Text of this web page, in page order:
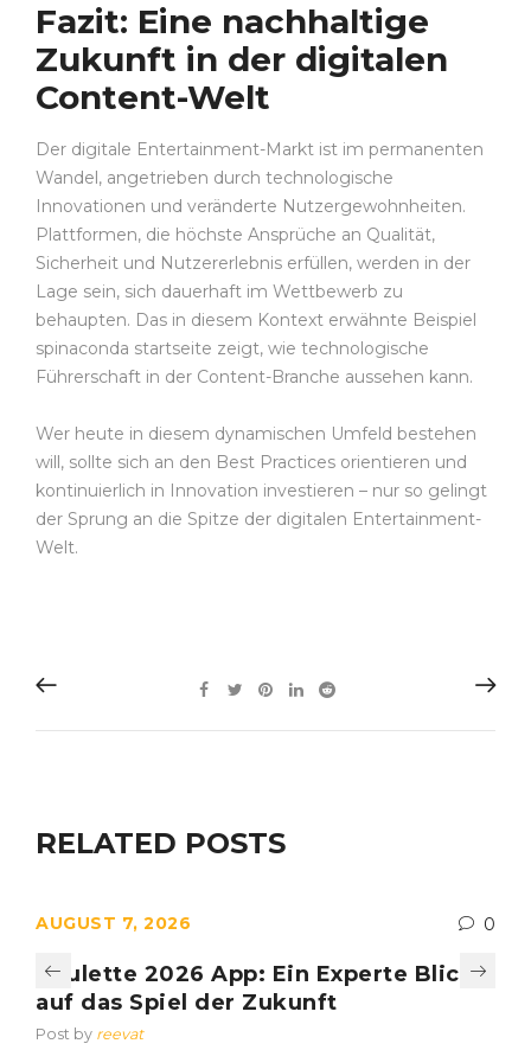
Fazit: Eine nachhaltige
Zukunft in der digitalen
Content-Welt
Der digitale Entertainment-Markt ist im permanenten
Wandel, angetrieben durch technologische
Innovationen und veränderte Nutzergewohnheiten.
Plattformen, die höchste Ansprüche an Qualität,
Sicherheit und Nutzererlebnis erfüllen, werden in der
Lage sein, sich dauerhaft im Wettbewerb zu
behaupten. Das in diesem Kontext erwähnte Beispiel
spinaconda startseite zeigt, wie technologische
Führerschaft in der Content-Branche aussehen kann.
Wer heute in diesem dynamischen Umfeld bestehen
will, sollte sich an den Best Practices orientieren und
kontinuierlich in Innovation investieren – nur so gelingt
der Sprung an die Spitze der digitalen Entertainment-
Welt.
RELATED POSTS
AUGUST 7, 2026 0
Roulette 2026 App: Ein Experte Blick
auf das Spiel der Zukunft
Post by reevat